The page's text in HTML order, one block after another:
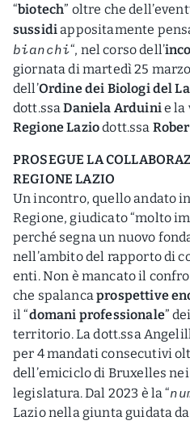
“biotech” oltre che
sussidiappositamente
bianchi“, nel corso dell’
giornata di martedì 25
dell’Ordine dei Biologi del
dott.ssaDaniela Arduinie la
Regione Laziodott.ssa
PROSEGUE LA
REGIONE LAZIO
Un incontro, quello andato
Regione, giudicato “molto
perché segna un nuovo
nell’ambito del rapporto di
enti. Non è mancato il
che spalancaprospettive
il “domani professionale”
territorio. La dott.ssa
per 4 mandati consecutivi
dell’emiciclo di Bruxelles
legislatura. Dal 2023 è la “
Lazio nella giunta guidata